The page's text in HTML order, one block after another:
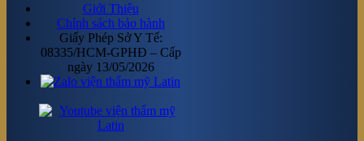
Giới Thiệu
Chính sách bảo hành
Giấy Phép Sở Y Tế:
08335/HCM-GPHĐ – Cấp
ngày 13/05/2026